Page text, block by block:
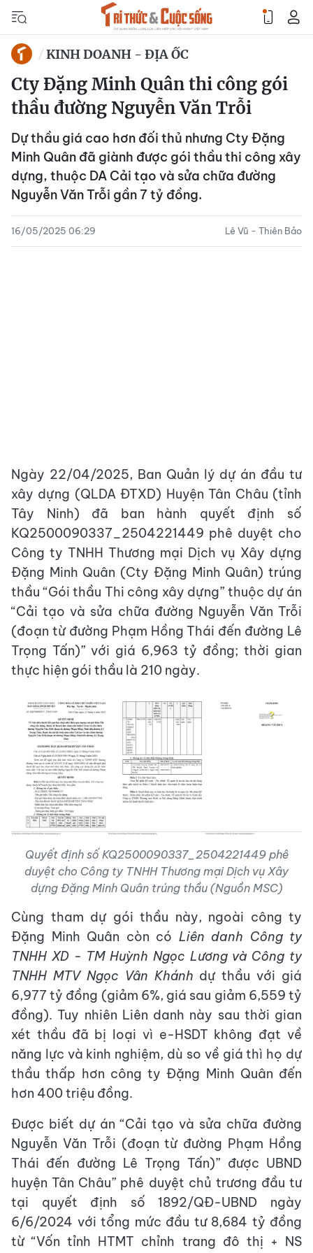
KINH DOANH - ĐỊA ỐC
Cty Đặng Minh Quân thi công gói
thầu đường Nguyễn Văn Trỗi
Dự thầu giá cao hơn đối thủ nhưng Cty Đặng
Minh Quân đã giành được gói thầu thi công xây
dựng, thuộc DA Cải tạo và sửa chữa đường
Nguyễn Văn Trỗi gần 7 tỷ đồng.
16/05/2025 06:29 Lê Vũ - Thiên Bảo
Ngày 22/04/2025, Ban Quản lý dự án đầu tư
xây dựng (QLDA ĐTXD) Huyện Tân Châu (tỉnh
Tây Ninh) đã ban hành quyết định số
KQ2500090337_2504221449 phê duyệt cho
Công ty TNHH Thương mại Dịch vụ Xây dựng
Đặng Minh Quân (Cty Đặng Minh Quân) trúng
thầu “Gói thầu Thi công xây dựng” thuộc dự án
“Cải tạo và sửa chữa đường Nguyễn Văn Trỗi
(đoạn từ đường Phạm Hồng Thái đến đường Lê
Trọng Tấn)” với giá 6,963 tỷ đồng; thời gian
thực hiện gói thầu là 210 ngày.
Quyết định số KQ2500090337_2504221449 phê
duyệt cho Công ty TNHH Thương mại Dịch vụ Xây
dựng Đặng Minh Quân trúng thầu (Nguồn MSC)
Cùng tham dự gói thầu này, ngoài công ty
Đặng Minh Quân còn có Liên danh Công ty
TNHH XD - TM Huỳnh Ngọc Lương và Công ty
TNHH MTV Ngọc Vân Khánh dự thầu với giá
6,977 tỷ đồng (giảm 6%, giá sau giảm 6,559 tỷ
đồng). Tuy nhiên Liên danh này sau thời gian
xét thầu đã bị loại vì e-HSDT không đạt về
năng lực và kinh nghiệm, dù so về giá thì họ dự
thầu thấp hơn công ty Đặng Minh Quân đến
hơn 400 triệu đồng.
Được biết dự án “Cải tạo và sửa chữa đường
Nguyễn Văn Trỗi (đoạn từ đường Phạm Hồng
Thái đến đường Lê Trọng Tấn)” được UBND
huyện Tân Châu” phê duyệt chủ trương đầu tư
tại quyết định số 1892/QĐ-UBND ngày
6/6/2024 với tổng mức đầu tư 8,684 tỷ đồng
từ “Vốn tỉnh HTMT chỉnh trang đô thị + NS